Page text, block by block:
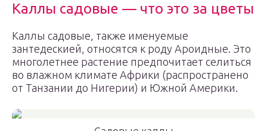
Каллы садовые — что это за цветы
Каллы садовые, также именуемые
зантедескией, относятся к роду Ароидные. Это
многолетнее растение предпочитает селиться
во влажном климате Африки (распространено
от Танзании до Нигерии) и Южной Америки.